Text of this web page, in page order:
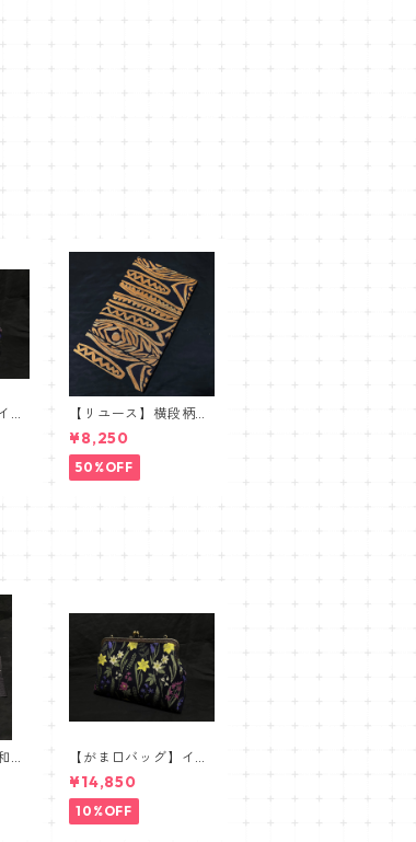
タ
ニ
】
【リユース】横段柄洒
落袋帯【本袋織】
¥8,250
50%OFF
織
【がま口バッグ】イタ
リアジャガードボタニ
カル【ワイドサイズ】
¥14,850
10%OFF